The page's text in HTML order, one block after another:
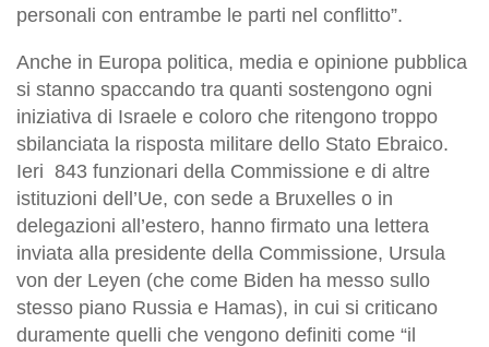
personali con entrambe le parti nel conflitto”.
Anche in Europa politica, media e opinione pubblica
si stanno spaccando tra quanti sostengono ogni
iniziativa di Israele e coloro che ritengono troppo
sbilanciata la risposta militare dello Stato Ebraico.
Ieri 843 funzionari della Commissione e di altre
istituzioni dell’Ue, con sede a Bruxelles o in
delegazioni all’estero, hanno firmato una lettera
inviata alla presidente della Commissione, Ursula
von der Leyen (che come Biden ha messo sullo
stesso piano Russia e Hamas), in cui si criticano
duramente quelli che vengono definiti come “il